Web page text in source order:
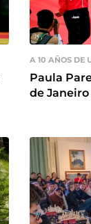
A 10 AÑOS DE
Paula
de Janeiro